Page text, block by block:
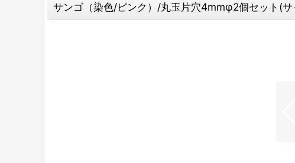
サンゴ（染色/ピンク）/丸玉片穴4mmφ2個セット(サ